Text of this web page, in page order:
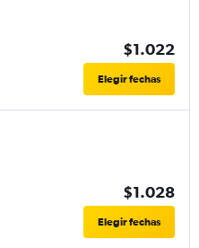
$1.022
Elegir fechas
$1.028
Elegir fechas